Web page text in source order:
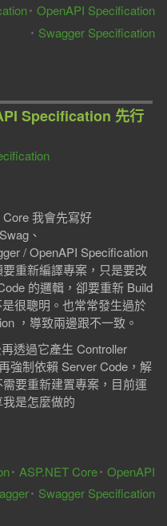
OpenAPI Specification
Swagger Specification
Specification 先行
我會先寫好
、
/ OpenAPI Specification
重新編譯專案，只是要改
的邏輯，卻要重新 Build
很聰明。也常常發生過於
，導致兩邊跟不一致。
透過它產生 Controller
強制依賴 Server Code，解
要重新建置專案，目前運
是怎麼做的
ASP.NET Core OpenAPI
Swagger Specification